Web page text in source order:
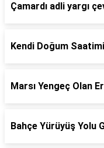
Çamardı adli yargı
Kendi Doğum
Marsı Yengeç Olan
Bahçe Yürüyüş Yolu